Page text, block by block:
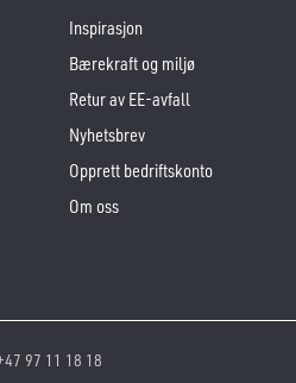
Inspirasjon
Bærekraft og miljø
Retur av EE-avfall
Nyhetsbrev
Opprett bedriftskonto
Om oss
97 11 18 18